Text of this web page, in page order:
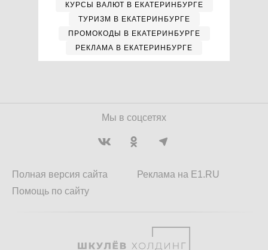
КУРСЫ ВАЛЮТ В ЕКАТЕРИНБУРГЕ
ТУРИЗМ В ЕКАТЕРИНБУРГЕ
ПРОМОКОДЫ В ЕКАТЕРИНБУРГЕ
РЕКЛАМА В ЕКАТЕРИНБУРГЕ
Мы в соцсетях
Полная версия сайта
Помощь по сайту
Реклама на E1.RU